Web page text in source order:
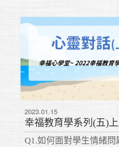
2023.01.15
幸福教育學系列(五)
Q1.如何面對學生情緒問